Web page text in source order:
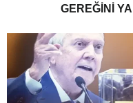
GEREĞINI